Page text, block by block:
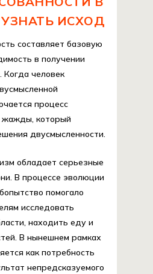
ИСХОД
составляет базовую
в получении
Когда человек
процесс
жажды, который
двусмысленности.
обладает серьезные
В процессе эволюции
помогало
исследовать
находить еду и
В нынешнем рамках
как потребность
непредсказуемого